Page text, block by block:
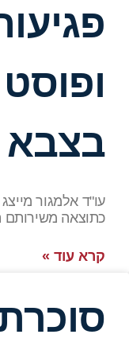
בצבא
עו"ד אלמגור
כתוצאה משירותם
קרא עוד »